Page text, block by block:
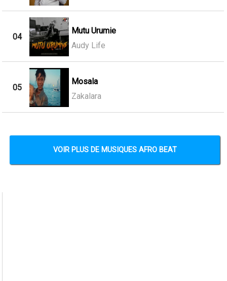
04
Mutu Urumie
Audy Life
05
Mosala
Zakalara
VOIR PLUS DE MUSIQUES AFRO BEAT